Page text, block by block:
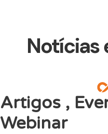
Notícias
Artigos ,
Webinar